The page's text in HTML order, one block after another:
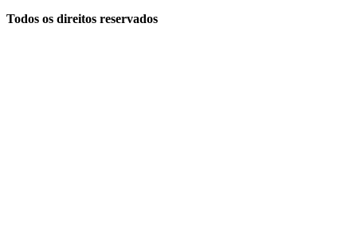
Todos os direitos reservados